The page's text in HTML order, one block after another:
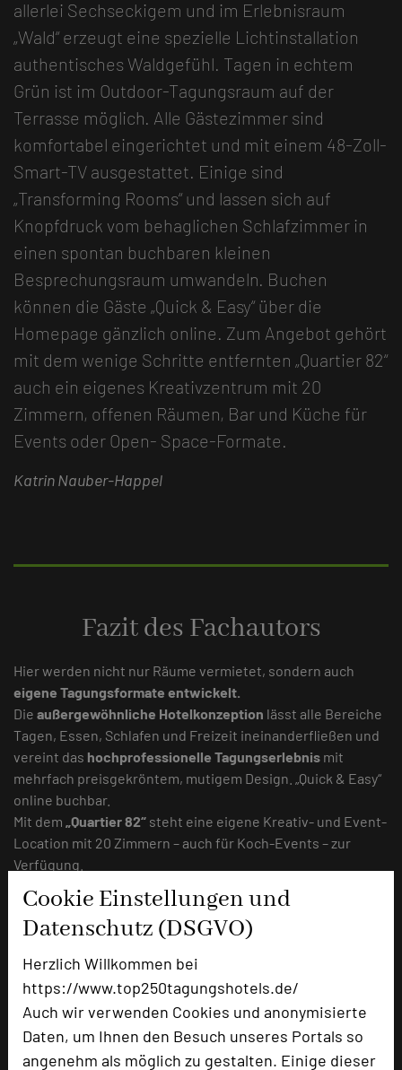
Cookie Einstellungen und
Datenschutz (DSGVO)
Herzlich Willkommen bei
https://www.top250tagungshotels.de/
Auch wir verwenden Cookies und anonymisierte
Daten, um Ihnen den Besuch unseres Portals so
angenehm als möglich zu gestalten. Einige dieser
allerlei Sechseckigem und im Erlebnisraum
„Wald“ erzeugt eine spezielle Lichtinstallation
authentisches Waldgefühl. Tagen in echtem
Grün ist im Outdoor-Tagungsraum auf der
Terrasse möglich. Alle Gästezimmer sind
komfortabel eingerichtet und mit einem 48-Zoll-
Smart-TV ausgestattet. Einige sind
„Transforming Rooms“ und lassen sich auf
Knopfdruck vom behaglichen Schlafzimmer in
einen spontan buchbaren kleinen
Besprechungsraum umwandeln. Buchen
können die Gäste „Quick & Easy“ über die
Homepage gänzlich online. Zum Angebot gehört
mit dem wenige Schritte entfernten „Quartier 82“
auch ein eigenes Kreativzentrum mit 20
Zimmern, offenen Räumen, Bar und Küche für
Events oder Open- Space-Formate.
Katrin Nauber-Happel
Fazit des Fachautors
Hier werden nicht nur Räume vermietet, sondern auch
eigene Tagungsformate entwickelt.
Die außergewöhnliche Hotelkonzeption lässt alle Bereiche
Tagen, Essen, Schlafen und Freizeit ineinanderfließen und
vereint das hochprofessionelle Tagungserlebnis mit
mehrfach preisgekröntem, mutigem Design. „Quick & Easy“
online buchbar.
Mit dem „Quartier 82“ steht eine eigene Kreativ- und Event-
Location mit 20 Zimmern – auch für Koch-Events – zur
Verfügung.
Katrin Nauber-Happel